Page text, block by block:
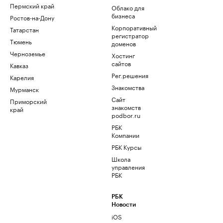
Пермский край
Ростов-на-Дону
Татарстан
Тюмень
Черноземье
Кавказ
Карелия
Мурманск
Приморский
край
Облако для
бизнеса
Корпоративный
регистратор
доменов
Хостинг
сайтов
Рег.решения
Знакомства
Сайт
знакомств
podbor.ru
РБК
Компании
РБК Курсы
Школа
управления
РБК
РБК
Новости
iOS